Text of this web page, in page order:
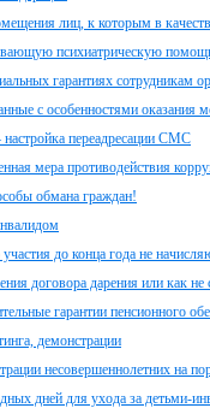
лиц, к которым в
психиатрическую
гарантиях сотрудникам
с особенностями
переадресации СМС
мера противодействия
обмана граждан!
до конца года не
договора дарения или как
гарантии пенсионного
демонстрации
несовершеннолетних на
дней для ухода за детьми-